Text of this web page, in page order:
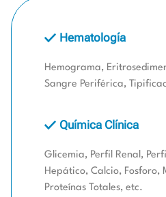
Hematología
Hemograma,
Sangre Periférica,
Química Clínica
Glicemia, Perfil Renal,
Hepático, Calcio, Fosforo,
Proteínas Totales, etc.